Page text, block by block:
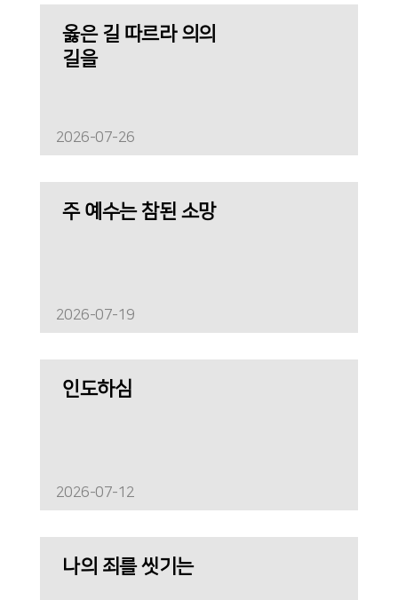
옳은 길 따르라 의의
길을
2026-07-26
주 예수는 참된 소망
2026-07-19
인도하심
2026-07-12
나의 죄를 씻기는